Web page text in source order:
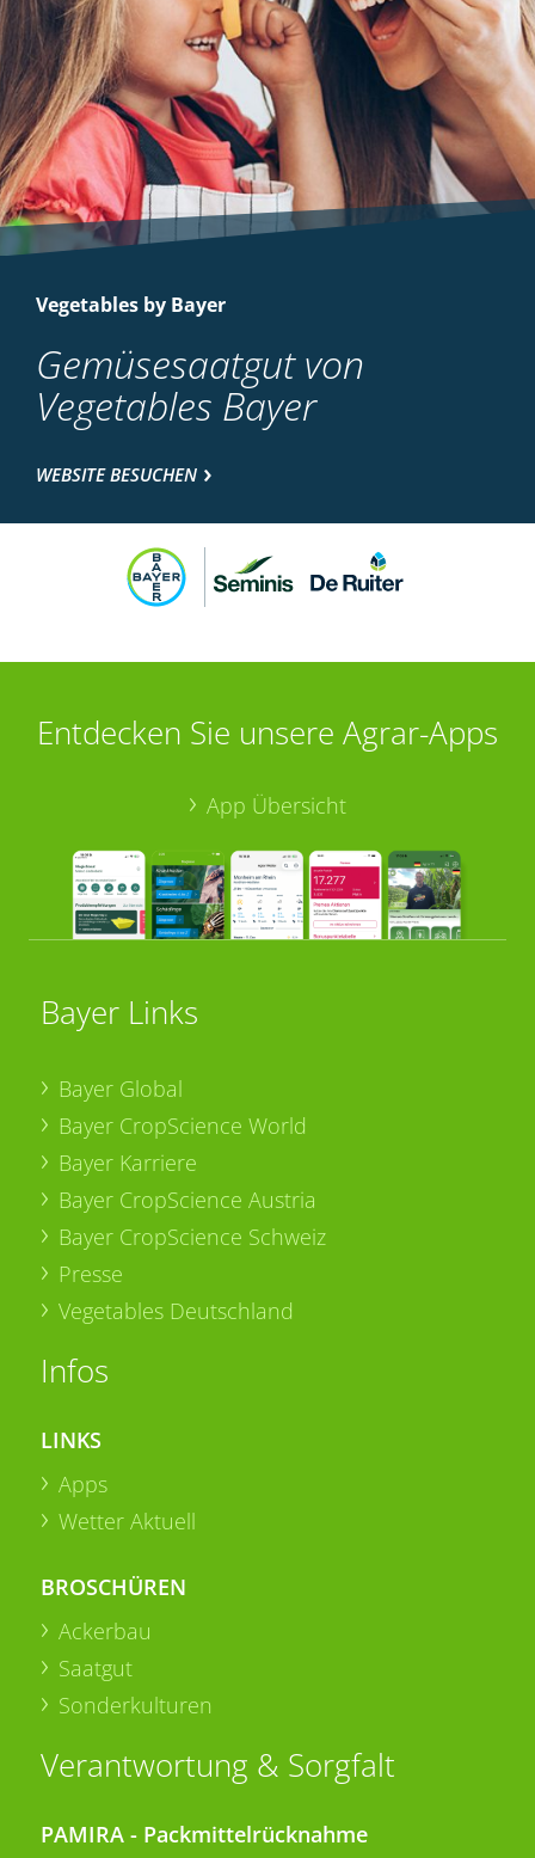
Vegetables by Bayer
Gemüsesaatgut von
Vegetables Bayer
WEBSITE BESUCHEN
Entdecken Sie unsere Agrar-Apps
App Übersicht
Bayer Links
Bayer Global
Bayer CropScience World
Bayer Karriere
Bayer CropScience Austria
Bayer CropScience Schweiz
Presse
Vegetables Deutschland
Infos
LINKS
Apps
Wetter Aktuell
BROSCHÜREN
Ackerbau
Saatgut
Sonderkulturen
Verantwortung & Sorgfalt
PAMIRA - Packmittelrücknahme